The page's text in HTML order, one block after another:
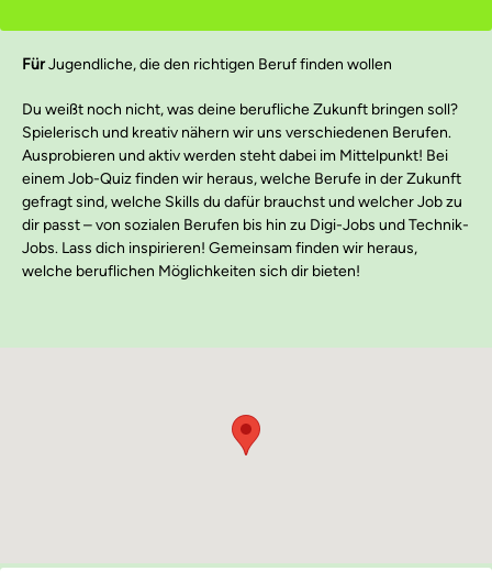
FürJugendliche, die den richtigen Beruf finden wollen
Du weißt noch nicht, was deine berufliche Zukunft bringen soll?
Spielerisch und kreativ nähern wir uns verschiedenen Berufen.
Ausprobieren und aktiv werden steht dabei im Mittelpunkt! Bei
einem Job-Quiz finden wir heraus, welche Berufe in der Zukunft
gefragt sind, welche Skills du dafür brauchst und welcher Job zu
dir passt – von sozialen Berufen bis hin zu Digi-Jobs und Technik-
Jobs. Lass dich inspirieren! Gemeinsam finden wir heraus,
welche beruflichen Möglichkeiten sich dir bieten!